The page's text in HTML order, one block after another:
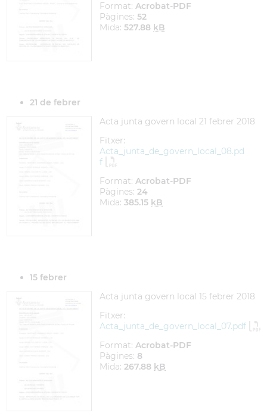
Format: Acrobat-PDF
Pàgines: 52
Mida: 527.88 kB
21 de febrer
Acta junta govern local 21 febrer 2018
Fitxer:
Acta_junta_de_govern_local_08.pd
f
Format: Acrobat-PDF
Pàgines: 24
Mida: 385.15 kB
15 febrer
Acta junta govern local 15 febrer 2018
Fitxer:
Acta_junta_de_govern_local_07.pdf
Format: Acrobat-PDF
Pàgines: 8
Mida: 267.88 kB